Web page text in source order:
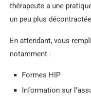
thérapeute a une
un peu plus
En attendant, vous
notamment :
Formes HIP
Information sur